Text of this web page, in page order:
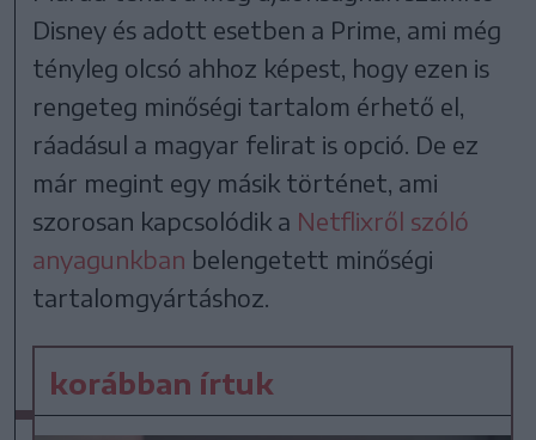
Disney és adott esetben a Prime, ami még
tényleg olcsó ahhoz képest, hogy ezen is
rengeteg minőségi tartalom érhető el,
ráadásul a magyar felirat is opció. De ez
már megint egy másik történet, ami
szorosan kapcsolódik a Netflixről szóló
anyagunkban belengetett minőségi
tartalomgyártáshoz.
korábban írtuk